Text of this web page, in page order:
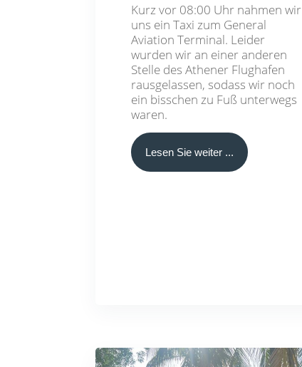
Kurz vor 08:00 Uhr nahmen wir
uns ein Taxi zum General
Aviation Terminal. Leider
wurden wir an einer anderen
Stelle des Athener Flughafen
rausgelassen, sodass wir noch
ein bisschen zu Fuß unterwegs
waren.
Lesen Sie weiter ...